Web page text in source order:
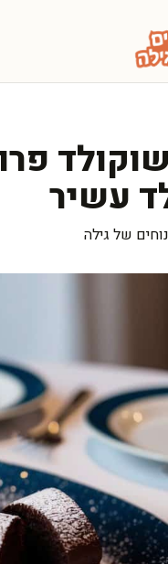
עשיר
של גילה